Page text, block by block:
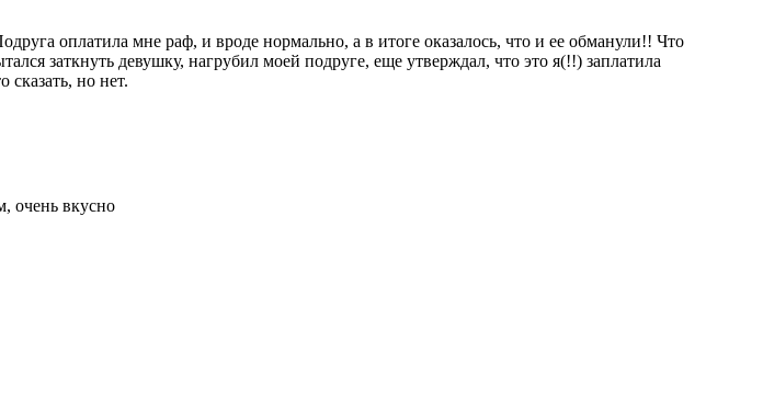
оплатила мне раф, и вроде нормально, а в итоге оказалось, что и ее обманули!! Что
заткнуть девушку, нагрубил моей подруге, еще утверждал, что это я(!!) заплатила
но нет.
очень вкусно